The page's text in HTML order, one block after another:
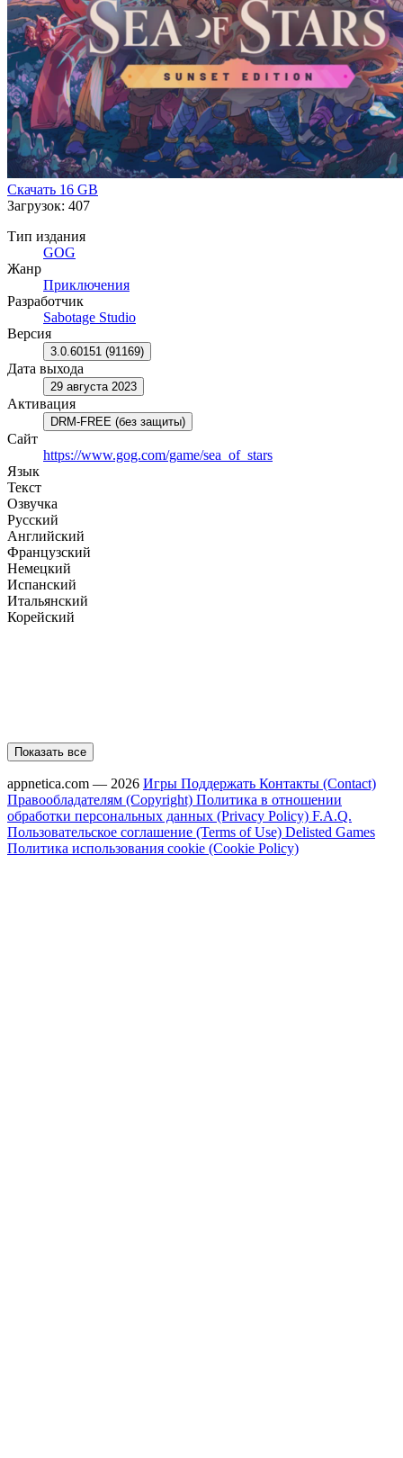
сыграть в знаменитую настольную игру «Колёса»
(Wheels). Каждая игровая система создана с уважением к
классическим RPG, но при этом переосмыслена так,
чтобы обеспечить плавный и современный игровой
процесс.
Скачать 16 GB
Загрузок: 407
Тип издания
GOG
Жанр
Приключения
Разработчик
Sabotage Studio
Версия
3.0.60151 (91169)
Дата выхода
29 августа 2023
Активация
DRM-FREE (без защиты)
Сайт
https://www.gog.com/game/sea_of_stars
Язык
Текст
Озвучка
Русский
Английский
Французский
Немецкий
Испанский
Итальянский
Корейский
Показать все
appnetica.com — 2026 Игры Поддержать Контакты (Contact)
Правообладателям (Copyright) Политика в отношении
обработки персональных данных (Privacy Policy) F.A.Q.
Пользовательское соглашение (Terms of Use) Delisted Games
Политика использования cookie (Cookie Policy)